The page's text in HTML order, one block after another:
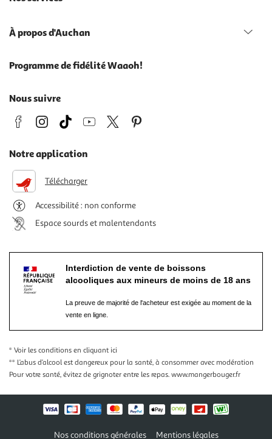
À propos d'Auchan
Programme de fidélité Waaoh!
Nous suivre
Notre application
Télécharger
Accessibilité : non conforme
Espace sourds et malentendants
Interdiction de vente de boissons
alcooliques aux mineurs de moins de 18 ans
La preuve de majorité de l'acheteur est exigée au moment de la
vente en ligne.
* Voir les conditions en cliquant ici
** L’abus d’alcool est dangereux pour la santé, à consommer avec modération
Pour votre santé, évitez de grignoter entre les repas. www.mangerbouger.fr
Nos conditions générales Mentions légales